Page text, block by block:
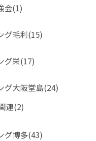
会(1)
グ毛利(15)
グ栄(17)
グ大阪堂島(24)
連(2)
グ博多(43)